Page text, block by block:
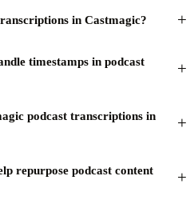
in Castmagic? +
timestamps in podcast
+
podcast transcriptions in
+
repurpose podcast content
+